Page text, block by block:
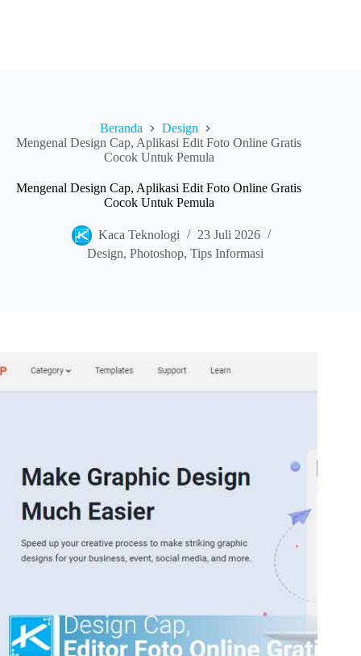
Beranda
Design
Mengenal Design Cap, Aplikasi Edit Foto Online Gratis
Cocok Untuk Pemula
Mengenal Design Cap, Aplikasi Edit Foto Online Gratis
Cocok Untuk Pemula
Kaca Teknologi
23 Juli 2026
Design, Photoshop, Tips Informasi